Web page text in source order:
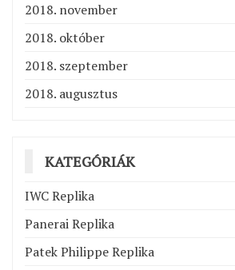
2018. november
2018. október
2018. szeptember
2018. augusztus
KATEGÓRIÁK
IWC Replika
Panerai Replika
Patek Philippe Replika